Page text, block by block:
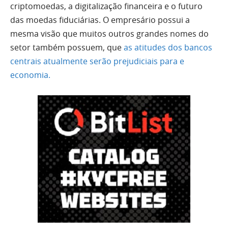
criptomoedas, a digitalização financeira e o futuro
das moedas fiduciárias. O empresário possui a
mesma visão que muitos outros grandes nomes do
setor também possuem, queas atitudes dos bancos
centrais atualmente serão prejudiciais para e
economia.